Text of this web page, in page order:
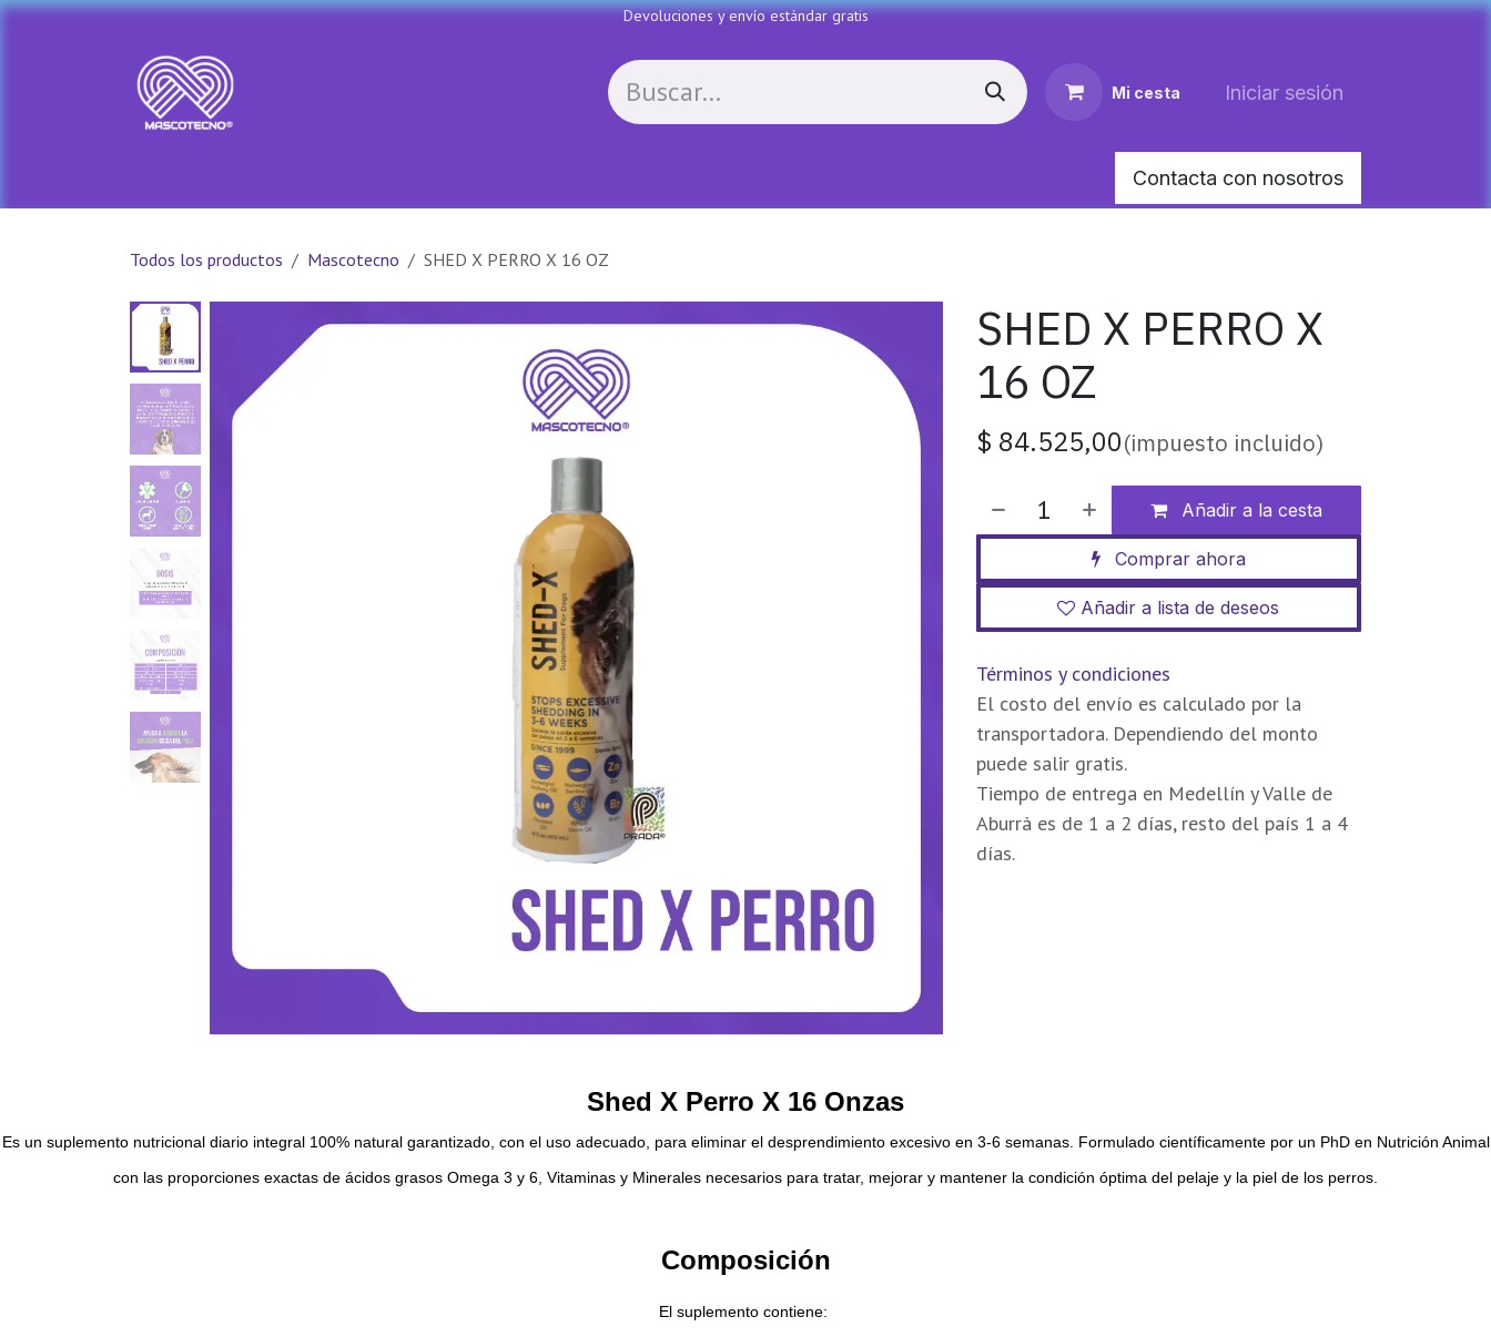
Ir al contenido Devoluciones y envío estándar gratis
Mi cesta Iniciar sesión
COLLAR MEDIANO PARA PERRO HEMOLITAN X 60
Contacta con nosotros
Todos los productos Mascotecno SHED X PERRO X 16 OZ
SHED X PERRO X
16 OZ
$ 84.525,00(impuesto incluido)
Añadir a la cesta
Comprar ahora
Añadir a lista de deseos
Términos y condiciones
El costo del envío es calculado por la
transportadora. Dependiendo del monto
puede salir gratis.
Tiempo de entrega en Medellín y Valle de
Aburrá es de 1 a 2 días, resto del país 1 a 4
días.
Shed X Perro X 16 Onzas
Es un suplemento nutricional diario integral 100% natural garantizado, con el uso adecuado, para eliminar el desprendimiento excesivo en 3-6 semanas. Formulado científicamente por un PhD en Nutrición Animal
con las proporciones exactas de ácidos grasos Omega 3 y 6, Vitaminas y Minerales necesarios para tratar, mejorar y mantener la condición óptima del pelaje y la piel de los perros.
Composición
El suplemento contiene: